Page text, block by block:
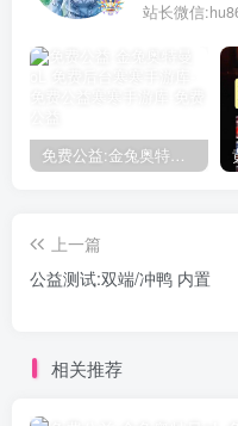
免费公益:金兔奥特曼oL 免费后台
上一篇
公益测试:双端/冲鸭 内置
相关推荐